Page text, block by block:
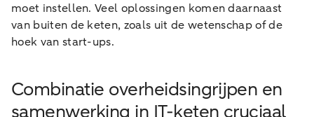
moet instellen. Veel oplossingen komen daarnaast
van buiten de keten, zoals uit de wetenschap of de
hoek van start-ups.
Combinatie overheidsingrijpen en
samenwerking in IT-keten cruciaal